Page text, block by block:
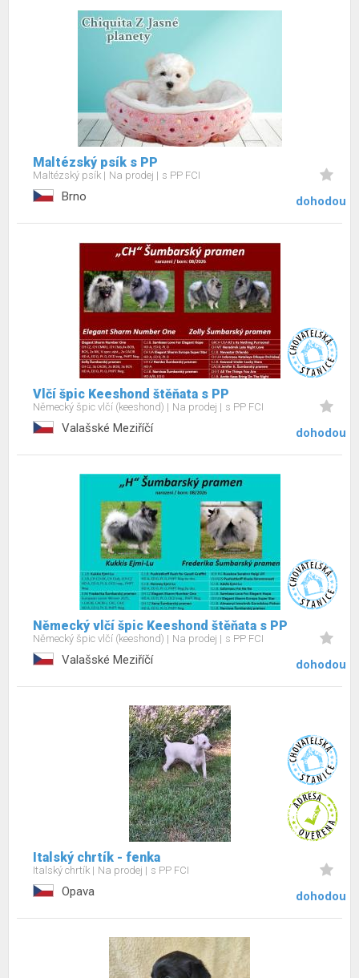
Maltézský psík s PP
Maltézský psík Na prodej s PP FCI
Brno dohodou
Vlčí špic Keeshond štěňata s PP
Německý špic vlčí (keeshond) Na prodej s PP FCI
Valašské Meziříčí dohodou
Německý vlčí špic Keeshond štěňata s PP
Německý špic vlčí (keeshond) Na prodej s PP FCI
Valašské Meziříčí dohodou
Italský chrtík - fenka
Italský chrtík Na prodej s PP FCI
Opava dohodou